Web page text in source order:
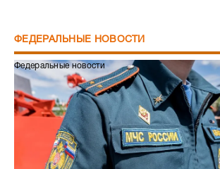
ФЕДЕРАЛЬНЫЕ НОВОСТИ
Федеральные новости